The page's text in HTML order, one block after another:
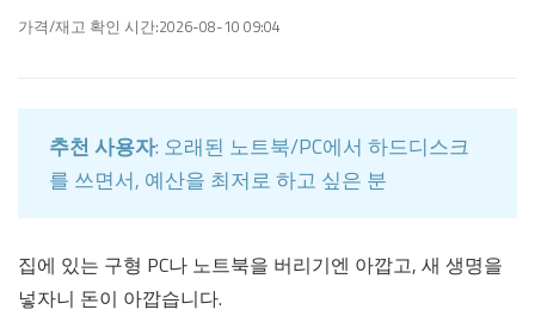
가격/재고 확인 시간:2026-08-10 09:04
추천 사용자: 오래된 노트북/PC에서 하드디스크
를 쓰면서, 예산을 최저로 하고 싶은 분
집에 있는 구형 PC나 노트북을 버리기엔 아깝고, 새 생명을
넣자니 돈이 아깝습니다.